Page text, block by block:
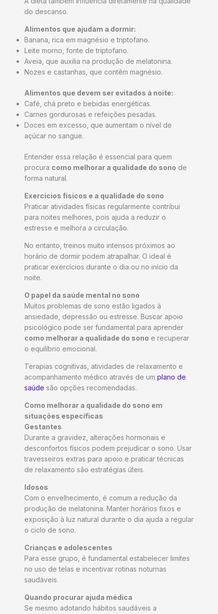
do descanso.
Alimentos que ajudam a dormir:
Banana, rica em magnésio e triptofano.
Leite morno, fonte de triptofano.
Aveia, que auxilia na produção de melatonina.
Nozes e castanhas, que contêm magnésio.
Alimentos que devem ser evitados à noite:
Café, chá preto e bebidas energéticas.
Carnes gordurosas e refeições pesadas.
Doces em excesso, que aumentam o nível de
açúcar no sangue.
Entender essa relação é essencial para quem
procura como melhorar a qualidade do sono de
forma natural.
Exercícios físicos e a qualidade do sono
Praticar atividades físicas regularmente contribui
para noites melhores, pois ajuda a reduzir o
estresse e melhora a circulação.
No entanto, treinos muito intensos próximos ao
horário de dormir podem atrapalhar. O ideal é
praticar exercícios durante o dia ou no início da
noite.
O papel da saúde mental no sono
Muitos problemas de sono estão ligados à
ansiedade, depressão ou estresse. Buscar apoio
psicológico pode ser fundamental para aprender
como melhorar a qualidade do sono e recuperar
o equilíbrio emocional.
Terapias cognitivas, atividades de relaxamento e
acompanhamento médico através de um plano de
saúde são opções recomendadas.
Como melhorar a qualidade do sono em
situações específicas
Gestantes
Durante a gravidez, alterações hormonais e
desconfortos físicos podem prejudicar o sono. Usar
travesseiros extras para apoio e praticar técnicas
de relaxamento são estratégias úteis.
Idosos
Com o envelhecimento, é comum a redução da
produção de melatonina. Manter horários fixos e
exposição à luz natural durante o dia ajuda a regular
o ciclo de sono.
Crianças e adolescentes
Para esse grupo, é fundamental estabelecer limites
no uso de telas e incentivar rotinas noturnas
saudáveis.
Quando procurar ajuda médica
Se mesmo adotando hábitos saudáveis a